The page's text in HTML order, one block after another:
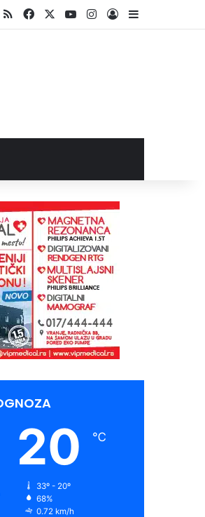
RSSFacebookYouTubeInstagram
Log InSidebar
Article
20 ℃
33º - 20º
68%
0.72 km/h